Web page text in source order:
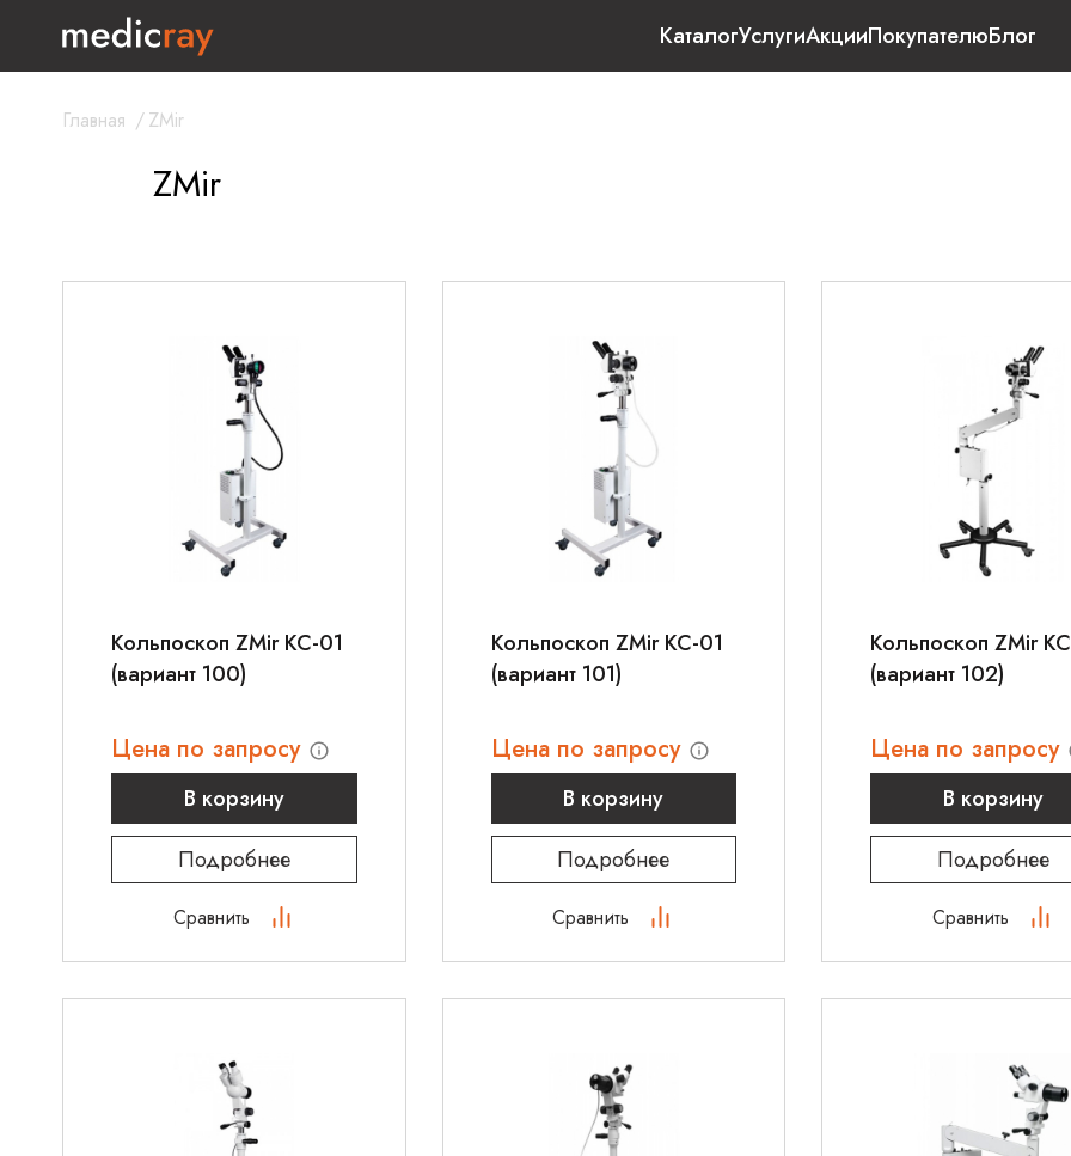
КаталогУслугиАкцииПокупателюБлог
Главная /ZMir
ZMir
Кольпоскоп ZMir КС-01
(вариант 100)
Цена по запросу
В корзину
Подробнее
Сравнить
Кольпоскоп ZMir КС-01
(вариант 101)
Цена по запросу
В корзину
Подробнее
Сравнить
Кольпоскоп ZMir
(вариант 102)
Цена по запросу
В корзину
Подробнее
Сравнить